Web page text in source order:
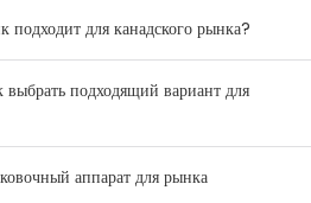
для канадского рынка?
подходящий вариант для
аппарат для рынка